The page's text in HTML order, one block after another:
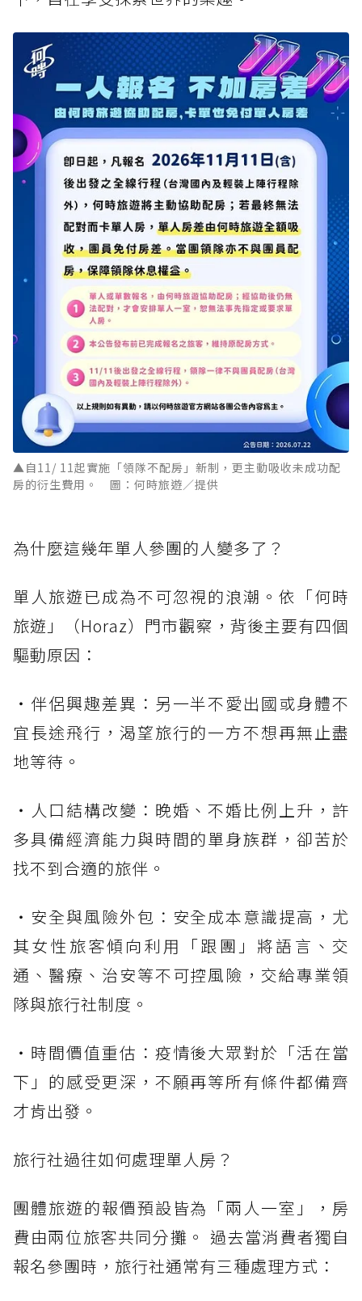
▲自11/ 11起實施「領隊不配房」新制，更主動吸收未成功配
房的衍生費用。 圖：何時旅遊／提供
為什麼這幾年單人參團的人變多了？
單人旅遊已成為不可忽視的浪潮。依「何時
旅遊」（Horaz）門市觀察，背後主要有四個
驅動原因：
・伴侶興趣差異：另一半不愛出國或身體不
宜長途飛行，渴望旅行的一方不想再無止盡
地等待。
・人口結構改變：晚婚、不婚比例上升，許
多具備經濟能力與時間的單身族群，卻苦於
找不到合適的旅伴。
・安全與風險外包：安全成本意識提高，尤
其女性旅客傾向利用「跟團」將語言、交
通、醫療、治安等不可控風險，交給專業領
隊與旅行社制度。
・時間價值重估：疫情後大眾對於「活在當
下」的感受更深，不願再等所有條件都備齊
才肯出發。
旅行社過往如何處理單人房？
團體旅遊的報價預設皆為「兩人一室」，房
費由兩位旅客共同分攤。 過去當消費者獨自
報名參團時，旅行社通常有三種處理方式：